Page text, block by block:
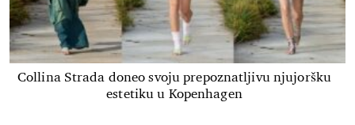
Collina Strada doneo svoju prepoznatljivu njujoršku
estetiku u Kopenhagen